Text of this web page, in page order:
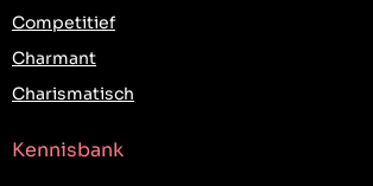
Competitief
Charmant
Charismatisch
Kennisbank